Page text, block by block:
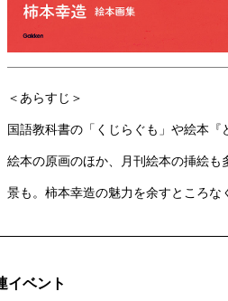
＜あらすじ＞
国語教科書の「くじらぐも」や絵本
絵本の原画のほか、月刊絵本の挿絵
景も。柿本幸造の魅力を余すところな
イベント